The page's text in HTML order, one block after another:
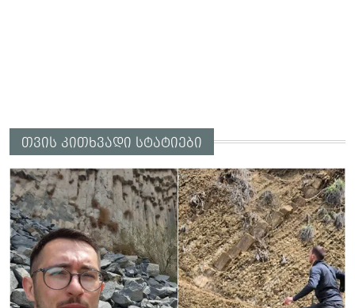
თვის კითხვადი სტატიები